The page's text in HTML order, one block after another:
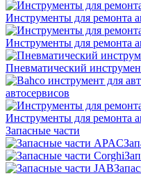
Инструменты для ремонта
Инструменты для ремонта
Пневматический
автосервисов
Инструменты для ремонта
Запасные части